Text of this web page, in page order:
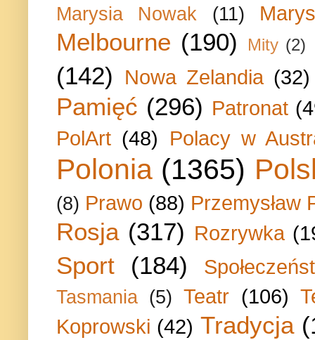
Marysia Nowak (11)
Melbourne (190) Mity (2)
(142) Nowa Zelandia (32)
Pamięć (296) Patronat
PolArt (48) Polacy w
Polonia (1365)
(8) Prawo (88) Przemysław
Rosja (317) Rozrywka
Sport (184)
Tasmania (5) Teatr (106)
Koprowski (42) Tradycja